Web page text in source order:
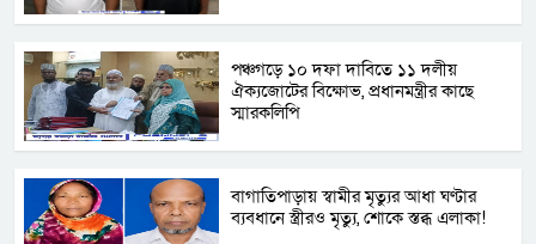
পঞ্চগড়ে ১০ দফা দাবিতে ১১ দলীয়
ঐক্যজোটের বিক্ষোভ, প্রধানমন্ত্রীর কাছে
স্মারকলিপি
বাগাতিপাড়ায় স্বামীর মৃত্যুর আধা ঘণ্টার
ব্যবধানে স্ত্রীরও মৃত্যু, শোকে স্তব্ধ এলাকা!